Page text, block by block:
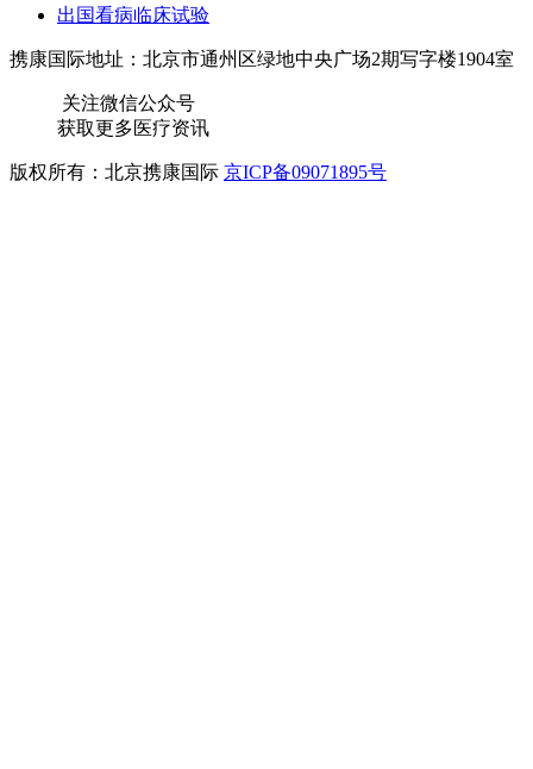
出国看病临床试验
携康国际地址：北京市通州区绿地中央广场2期写字楼1904室
关注微信公众号
获取更多医疗资讯
版权所有：北京携康国际 京ICP备09071895号